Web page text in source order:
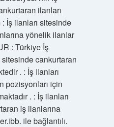
ilanları
İş ilanları sitesinde
yönelik ilanlar
: Türkiye İş
cankurtaran
. : İş ilanları
pozisyonları için
. : İş ilanları
iş ilanlarına
ile bağlantılı.